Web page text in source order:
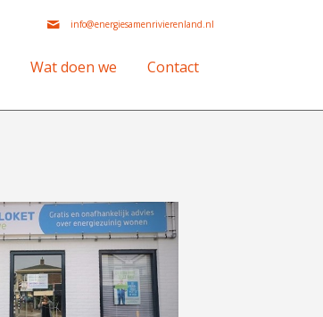
info@energiesamenrivierenland.nl
Wat doen we Contact